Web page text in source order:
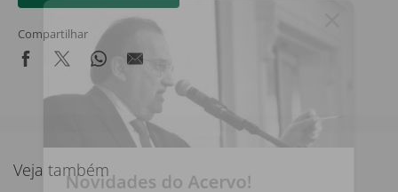
Compartilhar
Veja também
Novidades do Acervo!